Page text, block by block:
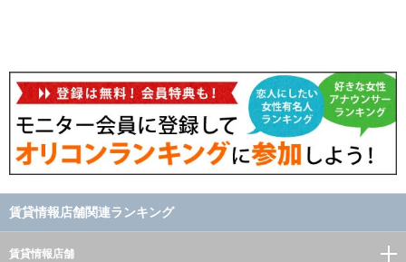
賃貸情報店舗関連ランキング
賃貸情報店舗